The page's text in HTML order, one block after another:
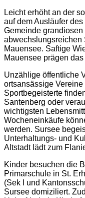
Leicht erhöht an der
auf dem Ausläufer
Gemeinde
abwechslungsreichen
Mauensee. Saftige
Mauensee prägen
Unzählige öffentliche
ortsansässige
Sportbegeisterte
Santenberg oder
wichtigsten
Wocheneinkäufe
werden. Sursee
Unterhaltungs- und
Altstadt lädt zum
Kinder besuchen die
Primarschule in St.
(Sek I und
Sursee domiziliert.